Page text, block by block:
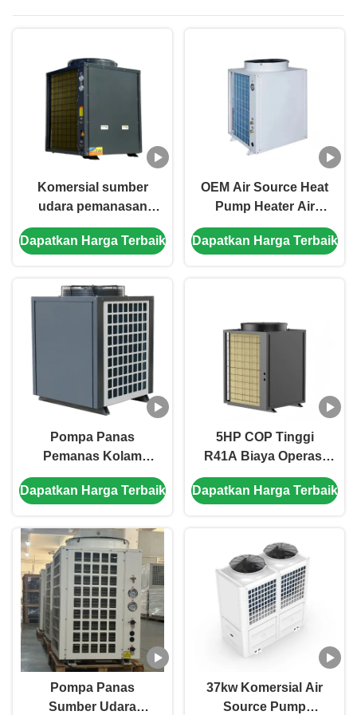
komersial
Komersial sumber
udara pemanasan
pompa air pemanas
efisiensi tinggi
Dapatkan Harga Terbaik
OEM Air Source Heat
Pump Heater Air
Source Heat Pump
Water Heater Untuk
Dapatkan Harga Terbaik
Pompa Panas
Pemanas Kolam
Renang Efisien Tinggi
Pompa Panas
Dapatkan Harga Terbaik
5HP COP Tinggi
R41A Biaya Operasi
Rendah Air Sumber
Panas Pompa
Dapatkan Harga Terbaik
Pompa Panas
Sumber Udara
37kw Komersial Air
Source Pump